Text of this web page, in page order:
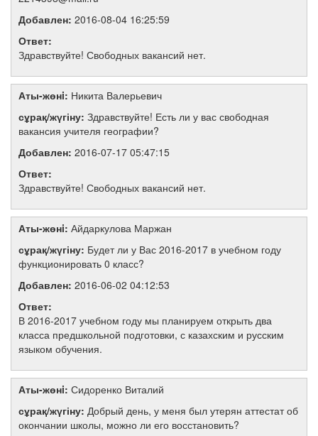
Добавлен: 2016-08-04 16:25:59
Ответ:
Здравствуйте! Свободных вакансий нет.
Аты-жөнi: Никита Валерьевич
сұрақ/жүгіну: Здравствуйте! Есть ли у вас свободная
вакансия учителя географии?
Добавлен: 2016-07-17 05:47:15
Ответ:
Здравствуйте! Свободных вакансий нет.
Аты-жөнi: Айдаркулова Маржан
сұрақ/жүгіну: Будет ли у Вас 2016-2017 в учебном году
функционировать 0 класс?
Добавлен: 2016-06-02 04:12:53
Ответ:
В 2016-2017 учебном году мы планируем открыть два
класса предшкольной подготовки, с казахским и русским
языком обучения.
Аты-жөнi: Сидоренко Виталий
сұрақ/жүгіну: Добрый день, у меня был утерян аттестат об
окончании школы, можно ли его восстановить?